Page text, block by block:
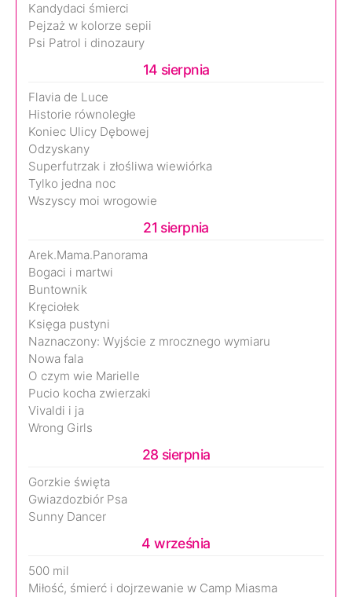
Kandydaci śmierci
Pejzaż w kolorze sepii
Psi Patrol i dinozaury
14 sierpnia
Flavia de Luce
Historie równoległe
Koniec Ulicy Dębowej
Odzyskany
Superfutrzak i złośliwa wiewiórka
Tylko jedna noc
Wszyscy moi wrogowie
21 sierpnia
Arek.Mama.Panorama
Bogaci i martwi
Buntownik
Kręciołek
Księga pustyni
Naznaczony: Wyjście z mrocznego wymiaru
Nowa fala
O czym wie Marielle
Pucio kocha zwierzaki
Vivaldi i ja
Wrong Girls
28 sierpnia
Gorzkie święta
Gwiazdozbiór Psa
Sunny Dancer
4 września
500 mil
Miłość, śmierć i dojrzewanie w Camp Miasma